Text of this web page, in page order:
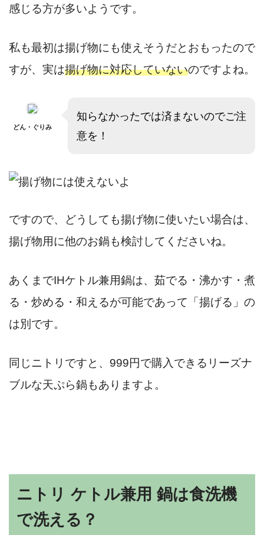
感じる方が多いようです。
私も最初は揚げ物にも使えそうだとおもったので
すが、実は揚げ物に対応していないのですよね。
どん・ぐりみ
知らなかったでは済まないのでご注
意を！
ですので、どうしても揚げ物に使いたい場合は、
揚げ物用に他のお鍋も検討してくださいね。
あくまでIHケトル兼用鍋は、茹でる・沸かす・煮
る・炒める・和えるが可能であって「揚げる」の
は別です。
同じニトリですと、999円で購入できるリーズナ
ブルな天ぷら鍋もありますよ。
ニトリ ケトル兼用 鍋は食洗機
で洗える？